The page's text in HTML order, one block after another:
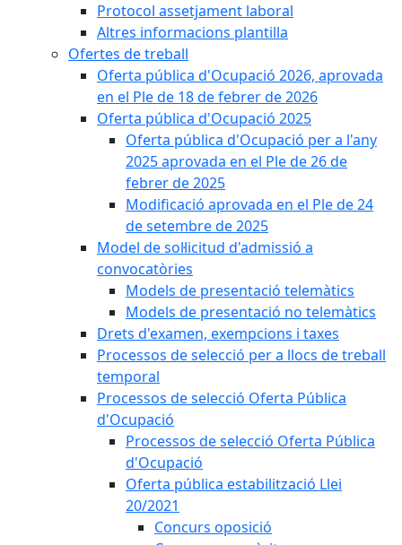
Protocol assetjament laboral
Altres informacions plantilla
Ofertes de treball
Oferta pública d'Ocupació 2026, aprovada
en el Ple de 18 de febrer de 2026
Oferta pública d'Ocupació 2025
Oferta pública d'Ocupació per a l'any
2025 aprovada en el Ple de 26 de
febrer de 2025
Modificació aprovada en el Ple de 24
de setembre de 2025
Model de sol·licitud d'admissió a
convocatòries
Models de presentació telemàtics
Models de presentació no telemàtics
Drets d'examen, exempcions i taxes
Processos de selecció per a llocs de treball
temporal
Processos de selecció Oferta Pública
d'Ocupació
Processos de selecció Oferta Pública
d'Ocupació
Oferta pública estabilització Llei
20/2021
Concurs oposició